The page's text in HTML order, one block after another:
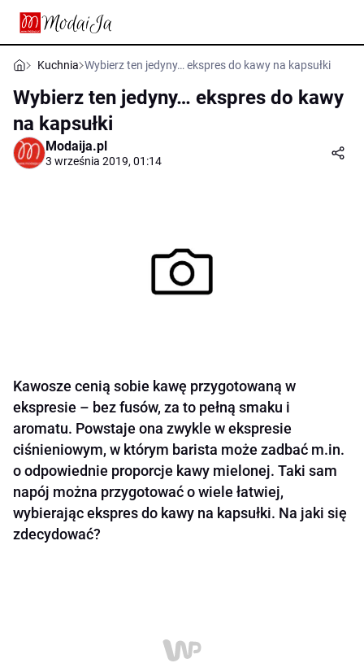
Kuchnia Wybierz ten jedyny… ekspres do kawy na kapsułki
Wybierz ten jedyny… ekspres do kawy
na kapsułki
Modaija.pl
3 września 2019, 01:14
Kawosze cenią sobie kawę przygotowaną w
ekspresie – bez fusów, za to pełną smaku i
aromatu. Powstaje ona zwykle w ekspresie
ciśnieniowym, w którym barista może zadbać m.in.
o odpowiednie proporcje kawy mielonej. Taki sam
napój można przygotować o wiele łatwiej,
wybierając ekspres do kawy na kapsułki. Na jaki się
zdecydować?